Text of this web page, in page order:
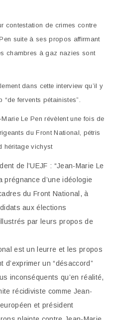
contestation de crimes contre
suite à ses propos affirmant
chambres à gaz nazies sont
dans cette interview qu’il y
fervents pétainistes”.
Le Pen révèlent une fois de
du Front National, pétris
héritage vichyst
de l’UEJF : “Jean-Marie Le
d’une idéologie
du Front National, à
aux élections
par leurs propos de
est un leurre et les propos
un “désaccord”
inconséquents qu’en réalité,
récidiviste comme Jean-
et président